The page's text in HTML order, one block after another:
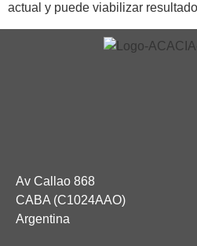
actual y puede viabilizar
Av Callao 868
CABA (C1024AAO)
Argentina